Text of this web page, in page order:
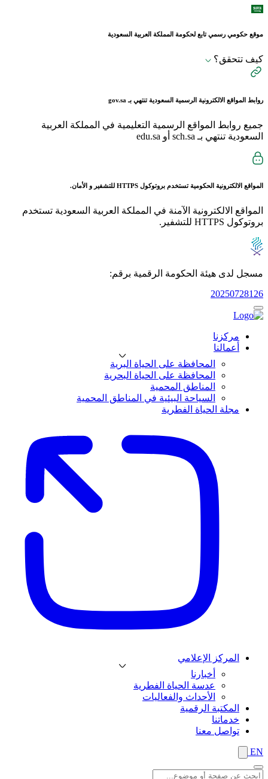
موقع حكومي رسمي تابع لحكومة المملكة العربية السعودية
كيف تتحقق؟
روابط المواقع الالكترونية الرسمية السعودية تنتهي بـ gov.sa
جميع روابط المواقع الرسمية التعليمية في المملكة العربية
السعودية تنتهي بـ sch.sa أو edu.sa
المواقع الالكترونية الحكومية تستخدم بروتوكول HTTPS للتشفير و الأمان.
المواقع الالكترونية الآمنة في المملكة العربية السعودية تستخدم
بروتوكول HTTPS للتشفير.
مسجل لدى هيئة الحكومة الرقمية برقم:
20250728126
مركزنا
أعمالنا
المحافظة على الحياة البرية
المحافظة على الحياة البحرية
المناطق المحمية
السياحة البيئية في المناطق المحمية
مجلة الحياة الفطرية
المركز الإعلامي
أخبارنا
عدسة الحياة الفطرية
الأحداث والفعاليات
المكتبة الرقمية
خدماتنا
تواصل معنا
EN